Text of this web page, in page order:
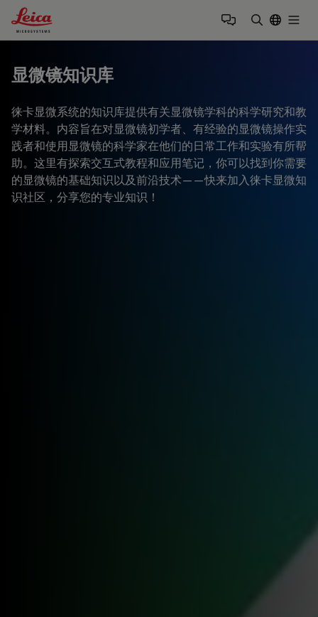
Leica Microsystems Logo
显微镜知识库
徕卡显微系统的知识库提供有关显微镜学科的科学研究和教
学材料。内容旨在对显微镜初学者、有经验的显微镜操作实
践者和使用显微镜的科学家在他们的日常工作和实验有所帮
助。这里有探索交互式教程和应用笔记，你可以找到你需要
的显微镜的基础知识以及前沿技术——快来加入徕卡显微知
识社区，分享您的专业知识！